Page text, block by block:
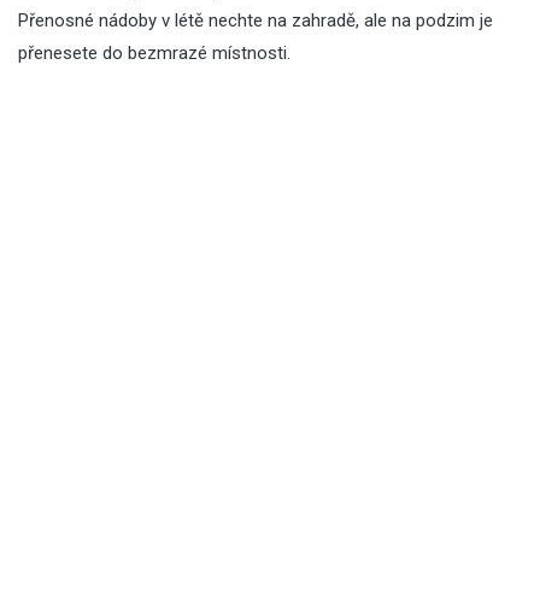
Přenosné nádoby v létě nechte na zahradě, ale na podzim je
přenesete do bezmrazé místnosti.